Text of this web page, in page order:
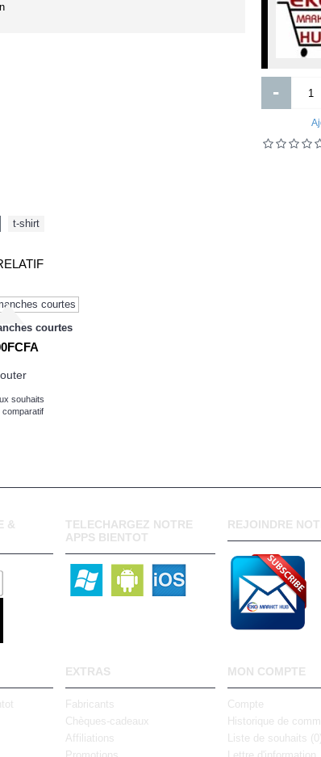
authentique
12 700FCFA
Ajout au comparatif
-
-
t-shirt
courtes
souhaits
comparatif
&
TELECHARGEZ NOTRE
APPS BIENTOT
REJOINDRE
EXTRAS
Fabricants
Chèques-cadeaux
Affiliations
MON COMPTE
Compte
Historique de
Liste de souhaits (0)